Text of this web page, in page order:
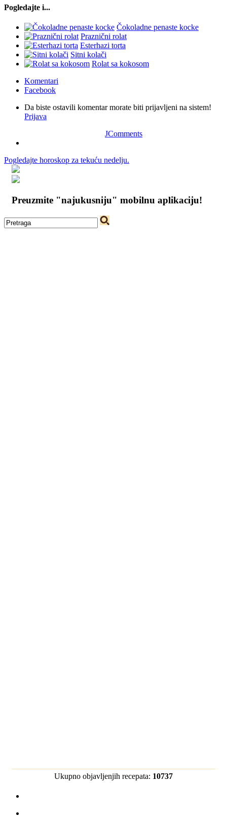
Pogledajte i...
Čokoladne penaste kocke
Praznični rolat
Esterhazi torta
Sitni kolači
Rolat sa kokosom
Komentari
Facebook
Da biste ostavili komentar morate biti prijavljeni na sistem!
Prijava
JComments
Pogledajte horoskop za tekuću nedelju.
Preuzmite "najukusniju" mobilnu aplikaciju!
Ukupno objavljenjih recepata: 10737